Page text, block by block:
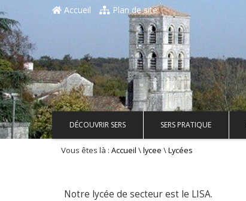
Accueil Plan de site
DÉCOUVRIR SERS SERS PRATIQUE
Vous êtes là : Accueil \lycee \Lycées
Notre lycée de secteur est le LISA.